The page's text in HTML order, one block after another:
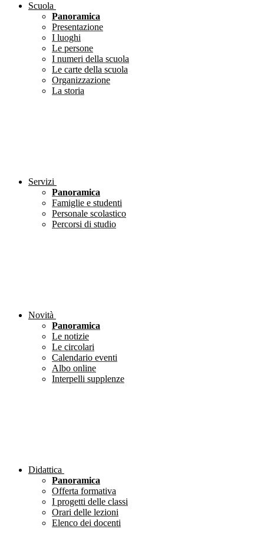
Scuola
Panoramica
Presentazione
I luoghi
Le persone
I numeri della scuola
Le carte della scuola
Organizzazione
La storia
Servizi
Panoramica
Famiglie e studenti
Personale scolastico
Percorsi di studio
Novità
Panoramica
Le notizie
Le circolari
Calendario eventi
Albo online
Interpelli supplenze
Didattica
Panoramica
Offerta formativa
I progetti delle classi
Orari delle lezioni
Elenco dei docenti